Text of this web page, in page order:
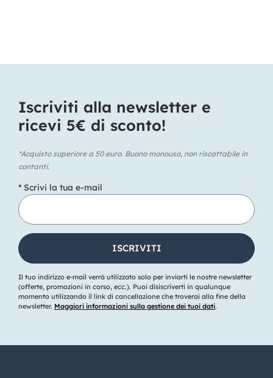
Iscriviti alla newsletter e
ricevi 5€ di sconto!​
*Acquisto superiore a 50 euro. Buono monouso, non riscattabile in
contanti.
* Scrivi la tua e-mail
Il tuo indirizzo e-mail verrà utilizzato solo per inviarti le nostre newsletter
(offerte, promozioni in corso, ecc.). Puoi disiscriverti in qualunque
momento utilizzando il link di cancellazione che troverai alla fine della
newsletter. Maggiori informazioni sulla gestione dei tuoi dati.